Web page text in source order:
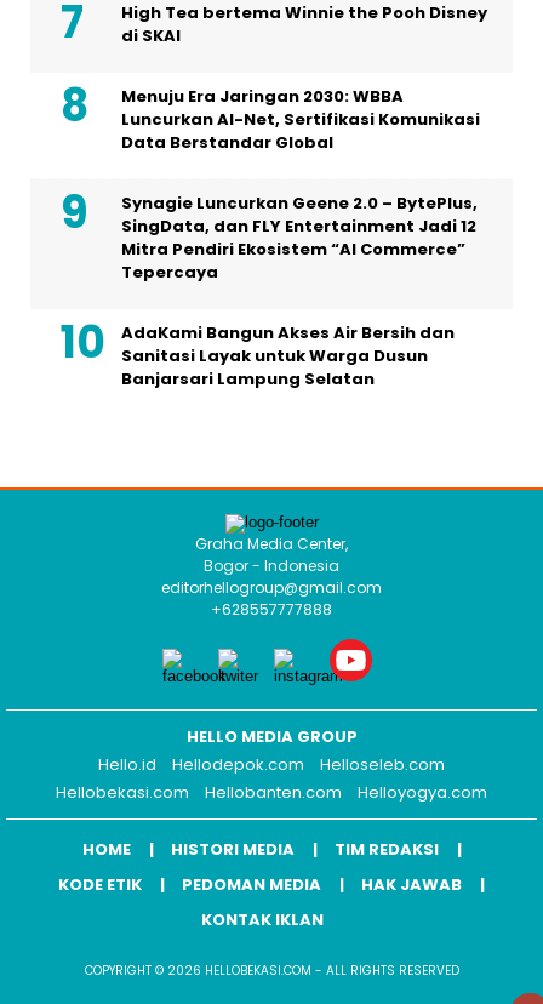
High Tea bertema Winnie the Pooh Disney
di SKAI
Menuju Era Jaringan 2030: WBBA
Luncurkan AI-Net, Sertifikasi Komunikasi
Data Berstandar Global
Synagie Luncurkan Geene 2.0 – BytePlus,
SingData, dan FLY Entertainment Jadi 12
Mitra Pendiri Ekosistem “AI Commerce”
Tepercaya
AdaKami Bangun Akses Air Bersih dan
Sanitasi Layak untuk Warga Dusun
Banjarsari Lampung Selatan
Graha Media Center,
Bogor - Indonesia
editorhellogroup@gmail.com
+628557777888
HELLO MEDIA GROUP
Hello.id
Hellodepok.com
Helloseleb.com
Hellobekasi.com
Hellobanten.com Helloyogya.com
HOME HISTORI MEDIA
TIM REDAKSI
KODE ETIK
PEDOMAN MEDIA
HAK JAWAB
KONTAK IKLAN
COPYRIGHT © 2026 HELLOBEKASI.COM - ALL RIGHTS RESERVED